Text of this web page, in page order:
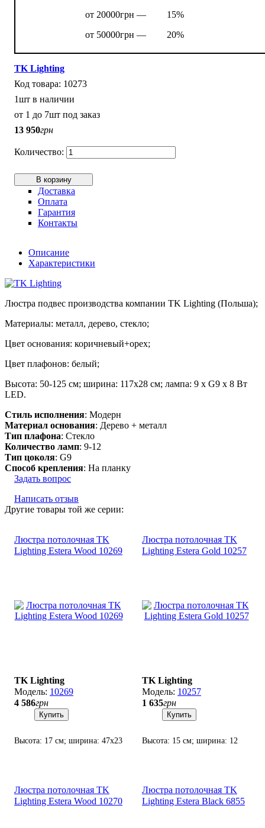
от 20000грн —
15%
от 50000грн —
20%
TK Lighting
10273
1шт в наличии
от 1 до 7шт под заказ
13 950грн
В корзину
Доставка
Оплата
Гарантия
Контакты
Описание
Характеристики
Люстра подвес производства компании TK Lighting (Польша);
Материалы: металл, дерево, стекло;
Цвет основания: коричневый+орех;
Цвет плафонов: белый;
Высота: 50-125 см; ширина: 117х28 см; лампа: 9 х G9 х 8 Вт
LED.
Стиль исполнения: Модерн
Материал основания: Дерево + металл
Тип плафона: Стекло
Количество ламп: 9-12
Тип цоколя: G9
Способ крепления: На планку
Задать вопрос
Написать отзыв
Другие товары той же серии:
Люстра потолочная TK
Lighting Estera Wood 10269
TK Lighting
10269
4 586грн
Купить
Высота: 17 см; ширина: 47х23
Люстра потолочная TK
Lighting Estera Gold 10257
TK Lighting
10257
1 635грн
Купить
Высота: 15 см; ширина: 12
Люстра потолочная TK
Lighting Estera Wood 10270
Люстра потолочная TK
Lighting Estera Black 6855